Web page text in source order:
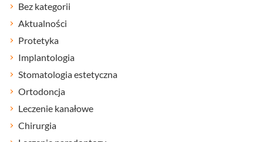
Bez kategorii
Aktualności
Protetyka
Implantologia
Stomatologia estetyczna
Ortodoncja
Leczenie kanałowe
Chirurgia